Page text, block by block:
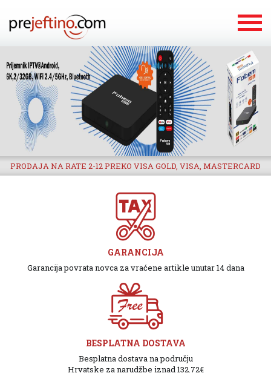
PRODAJA NA RATE 2-12 PREKO VISA GOLD, VISA, MASTERCARD
GARANCIJA
Garancija povrata novca za vraćene artikle unutar 14 dana
BESPLATNA DOSTAVA
Besplatna dostava na području
Hrvatske za narudžbe iznad 132.72€